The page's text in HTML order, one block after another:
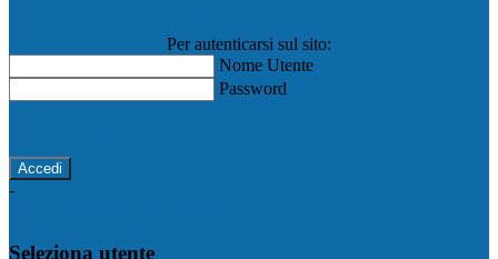
Per autenticarsi sul sito:
Nome Utente
Password
-
Seleziona utente